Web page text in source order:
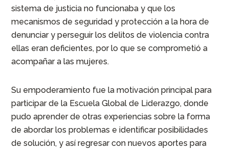
sistema de justicia no funcionaba y que los
mecanismos de seguridad y protección a la hora de
denunciar y perseguir los delitos de violencia contra
ellas eran deficientes, por lo que se comprometió a
acompañar a las mujeres.
Su empoderamiento fue la motivación principal para
participar de la Escuela Global de Liderazgo, donde
pudo aprender de otras experiencias sobre la forma
de abordar los problemas e identificar posibilidades
de solución, y así regresar con nuevos aportes para